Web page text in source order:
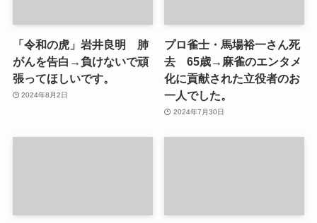
「令和の虎」岩井良明 肺
がんを告白→負けないで頑
張ってほしいです。
2024年8月2日
プロ雀士・馬場裕一さん死
去 65歳→麻雀のエンタメ
化に貢献された立役者のお
一人でした。
2024年7月30日